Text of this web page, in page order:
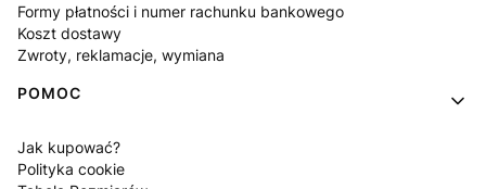
Formy płatności i numer rachunku bankowego
Koszt dostawy
Zwroty, reklamacje, wymiana
POMOC
Jak kupować?
Polityka cookie